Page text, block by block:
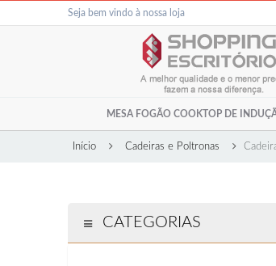
Seja bem vindo à nossa loja
MESA FOGÃO COOKTOP DE
Gaveteiros
Início Cadeiras e Poltronas
CATEGORIAS